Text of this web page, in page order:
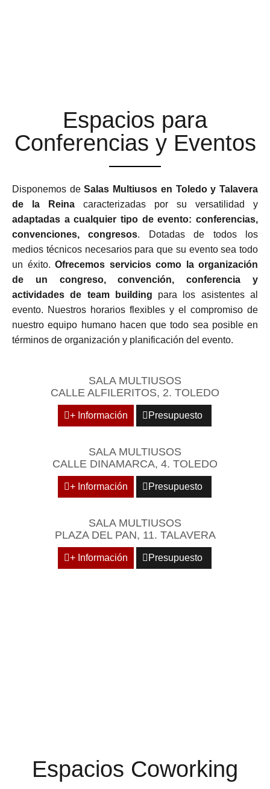
Espacios para
Conferencias y Eventos
Disponemos deSalas Multiusos en Toledo y Talavera
de la Reina caracterizadas por su versatilidad y
adaptadas a cualquier tipo de evento: conferencias,
convenciones, congresos. Dotadas de todos los
medios técnicos necesarios para que su evento sea todo
un éxito. Ofrecemos servicios como la organización
de un congreso, convención, conferencia y
actividades de team building para los asistentes al
evento. Nuestros horarios flexibles y el compromiso de
nuestro equipo humano hacen que todo sea posible en
términos de organización y planificación del evento.
SALA MULTIUSOS
CALLE ALFILERITOS, 2. TOLEDO
+ Información Presupuesto
SALA MULTIUSOS
CALLE DINAMARCA, 4. TOLEDO
+ Información Presupuesto
SALA MULTIUSOS
PLAZA DEL PAN, 11. TALAVERA
+ Información Presupuesto
Espacios Coworking